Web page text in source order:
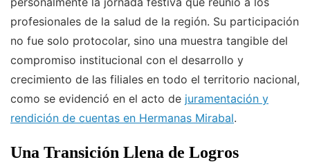
profesionales de la salud de la región. Su participación
no fue solo protocolar, sino una muestra tangible del
compromiso institucional con el desarrollo y
crecimiento de las filiales en todo el territorio nacional,
como se evidenció en el acto de juramentación y
rendición de cuentas en Hermanas Mirabal.
Una Transición Llena de Logros